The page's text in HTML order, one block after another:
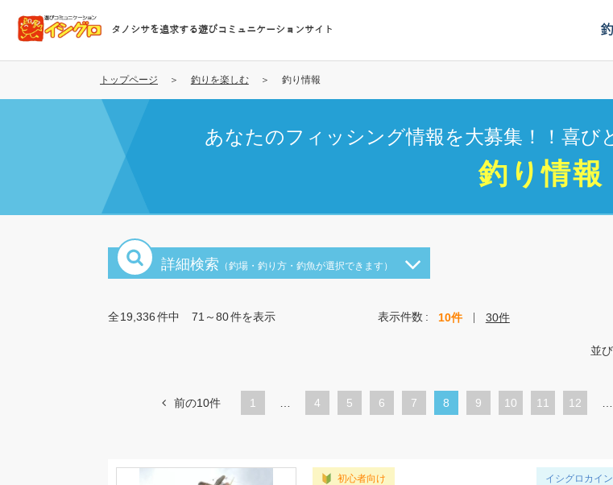
コ
テ
タノシサを追求する遊びコミュニケーションサイト
トップページ 釣りを楽しむ 釣り情報
あなたのフィッシング情報を大募集！！喜び
釣り情報
詳細検索 （釣場・釣り方・釣魚が選択できます）
全19,336件中 71～80件を表示 表示件数 10件 30件
並
前の10件 1
ペ
4
ペ
5
ペ
6
ペ
7
カ
8
ペ
9
ペ
10
ペ
11
ペ
12
初心者向け イシグロカイ